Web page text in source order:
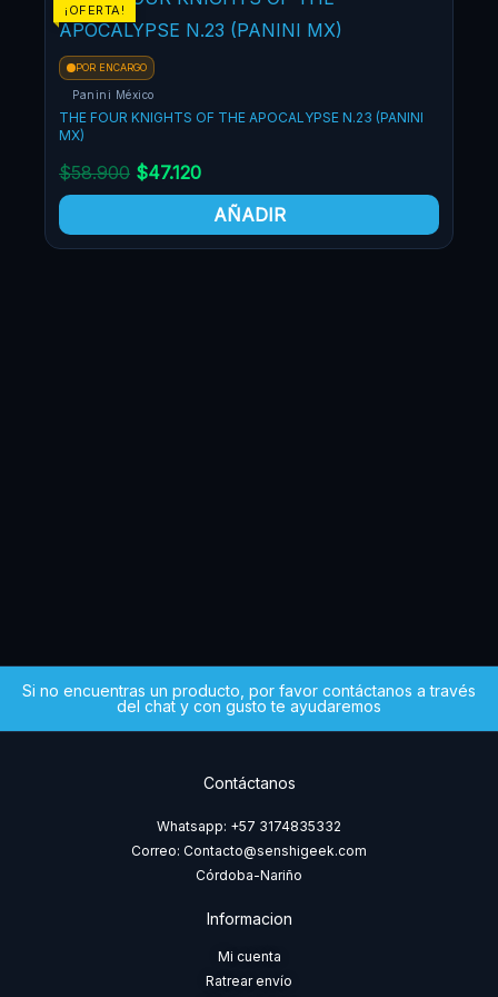
¡OFERTA!
POR ENCARGO
Panini México
THE FOUR KNIGHTS OF THE APOCALYPSE N.23 (PANINI
MX)
$58.900 $47.120
AÑADIR
Si no encuentras un producto, por favor contáctanos a través
del chat y con gusto te ayudaremos
Contáctanos
Whatsapp: +57 3174835332
Correo: Contacto@senshigeek.com
Córdoba-Nariño
Informacion
Mi cuenta
Ratrear envío